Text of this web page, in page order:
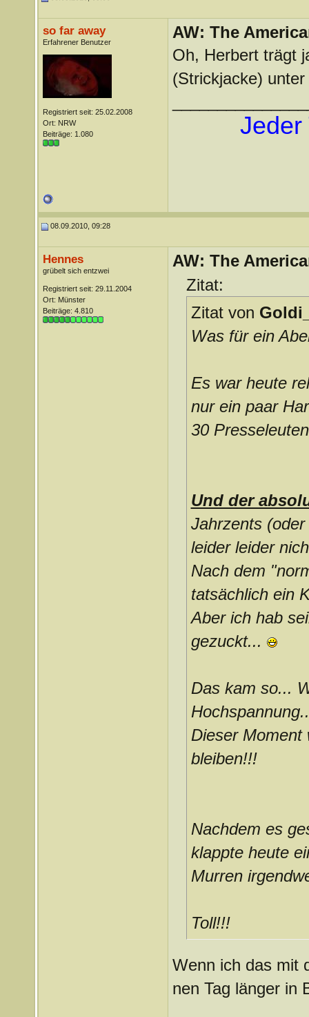
so far away
Erfahrener Benutzer
Registriert seit: 25.02.2008
Ort: NRW
Beiträge: 1.080
AW: The
Oh, Herbert trägt
(Strickjacke)
Jeder
08.09.2010, 09:28
Hennes
grübelt sich entzwei
Registriert seit: 29.11.2004
Ort: Münster
Beiträge: 4.810
AW: The
Zitat:
Zitat von
Was für ein
Es war heute
nur ein paar
30
Und der
Jahrzents
leider leider
Nach dem
tatsächlich ein
Aber ich hab
gezuckt...
Das kam so...
Dieser Moment
bleiben!!!
Nachdem es
klappte heute
Murren
Toll!!!
Wenn ich das mit
nen Tag länger in